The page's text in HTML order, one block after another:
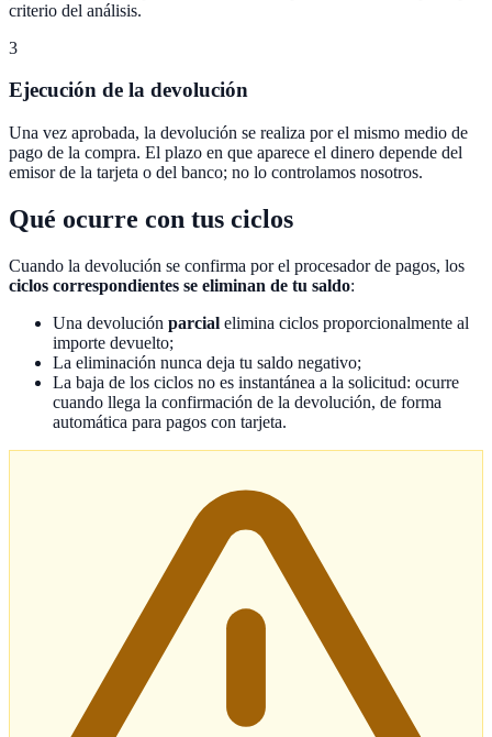
criterio del análisis.
3
Ejecución de la devolución
Una vez aprobada, la devolución se realiza por el mismo medio de
pago de la compra. El plazo en que aparece el dinero depende del
emisor de la tarjeta o del banco; no lo controlamos nosotros.
Qué ocurre con tus ciclos
Cuando la devolución se confirma por el procesador de pagos, los
ciclos correspondientes se eliminan de tu saldo:
Una devolución parcial elimina ciclos proporcionalmente al
importe devuelto;
La eliminación nunca deja tu saldo negativo;
La baja de los ciclos no es instantánea a la solicitud: ocurre
cuando llega la confirmación de la devolución, de forma
automática para pagos con tarjeta.